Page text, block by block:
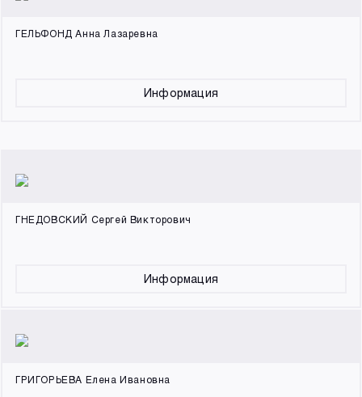
ГЕЛЬФОНД Анна Лазаревна
Информация
ГНЕДОВСКИЙ Сергей Викторович
Информация
ГРИГОРЬЕВА Елена Ивановна